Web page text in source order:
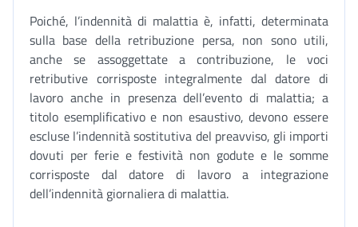
Poiché, l’indennità di malattia è, infatti, determinata
sulla base della retribuzione persa, non sono utili,
anche se assoggettate a contribuzione, le voci
retributive corrisposte integralmente dal datore di
lavoro anche in presenza dell’evento di malattia; a
titolo esemplificativo e non esaustivo, devono essere
escluse l’indennità sostitutiva del preavviso, gli importi
dovuti per ferie e festività non godute e le somme
corrisposte dal datore di lavoro a integrazione
dell’indennità giornaliera di malattia.